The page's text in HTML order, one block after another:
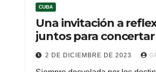
CUBA
Una invitación a
juntos para concertar
2 DE DICIEMBRE DE 2023